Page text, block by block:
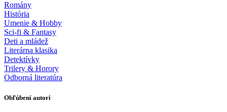
Romány
História
Umenie & Hobby
Sci-fi & Fantasy
Deti a mládež
Literárna klasika
Detektívky
Trilery & Horory
Odborná literatúra
Obľúbení autori